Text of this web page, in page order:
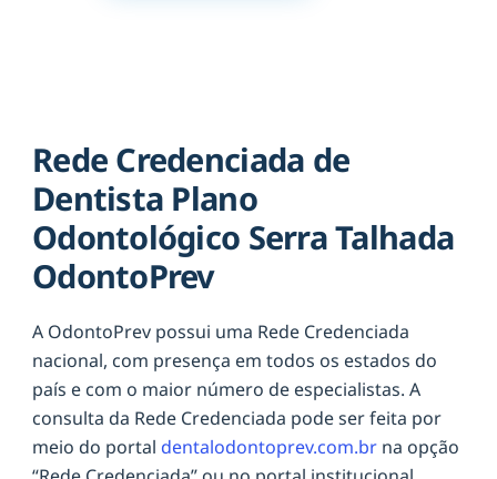
Rede Credenciada de
Dentista Plano
Odontológico Serra Talhada
OdontoPrev
A OdontoPrev possui uma Rede Credenciada
nacional, com presença em todos os estados do
país e com o maior número de especialistas. A
consulta da Rede Credenciada pode ser feita por
meio do portal dentalodontoprev.com.br na opção